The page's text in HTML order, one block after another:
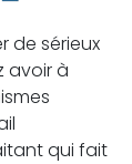
de sérieux
avoir à
qui fait